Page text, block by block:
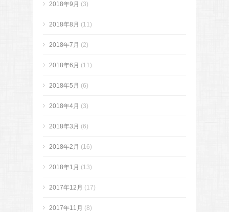
2018年9月 (3)
2018年8月 (11)
2018年7月 (2)
2018年6月 (11)
2018年5月 (6)
2018年4月 (3)
2018年3月 (6)
2018年2月 (16)
2018年1月 (13)
2017年12月 (17)
2017年11月 (8)